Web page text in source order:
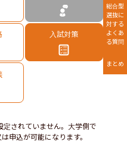
入試対策
されていません。大学側で
申込が可能になります。
総合型
選抜に
対する
よくあ
る質問
まとめ